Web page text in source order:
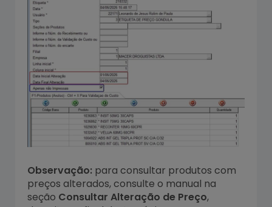
Observação: para consultar produtos com
preços alterados, consulte o manual na
seção Consultar Alteração de Preço,